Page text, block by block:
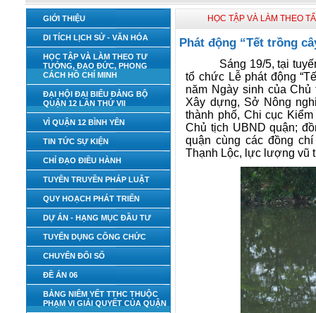
GIỚI THIỆU
DI TÍCH LỊCH SỬ - VĂN HÓA
HỌC TẬP VÀ LÀM THEO TƯ
TƯỞNG, ĐẠO ĐỨC, PHONG
CÁCH HỒ CHÍ MINH
ĐẠI HỘI ĐẠI BIỂU ĐẢNG BỘ
QUẬN 12 LẦN THỨ VII
VÌ QUẬN 12 BÌNH YÊN
TIN TỨC SỰ KIỆN
CHỈ ĐẠO ĐIỀU HÀNH
TUYÊN TRUYỀN PHÁP LUẬT
QUY HOẠCH PHÁT TRIỂN
DỰ ÁN - HẠNG MỤC ĐẦU TƯ
TUYỂN DỤNG CÔNG CHỨC
CHUYỂN ĐỔI SỐ
ĐỀ ÁN 06
BẢNG NIÊM YẾT TTHC THUỘC
PHẠM VI GIẢI QUYẾT CỦA QUẬN
HỌC TẬP VÀ LÀM THEO
Phát động “Tết trồng
Sáng 19/5, tại
tổ chức Lễ phát động
năm Ngày sinh của
Xây dựng, Sở Nông
thành phố, Chi cục
Chủ tịch UBND quận;
quận cùng các đồng
Thạnh Lộc, lực lượng vũ